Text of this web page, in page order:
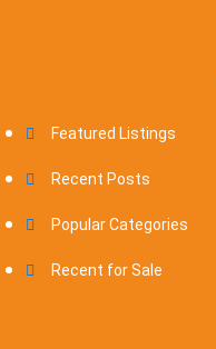
Featured Listings
Recent Posts
Popular Categories
Recent for Sale